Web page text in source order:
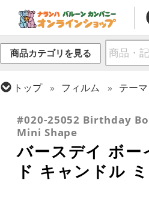
商品カテゴリを見る
トップ フィルム テーマ
#020-25052 Birthday
Mini Shape
バースデイ ボー
ド キャンドル